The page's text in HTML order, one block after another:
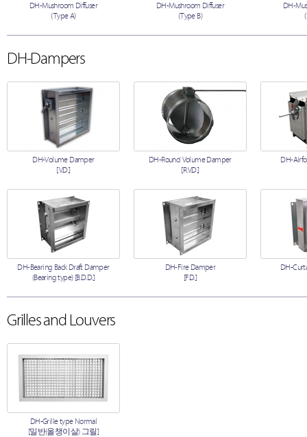
DH-Mushroom Diffuser
(Type A)
DH-Mushroom Diffuser
(Type B)
DH-
DH-Dampers
DH-Volume Damper
[V.D.]
DH-Round Volume Damper
[R.V.D.]
DH-
DH-Bearing Back Draft Damper
(Bearing type) [B.D.D.]
DH-Fire Damper
[F.D.]
DH-
Grilles and Louvers
DH-Grille type Normal
[일반(올챙이살) 그릴]